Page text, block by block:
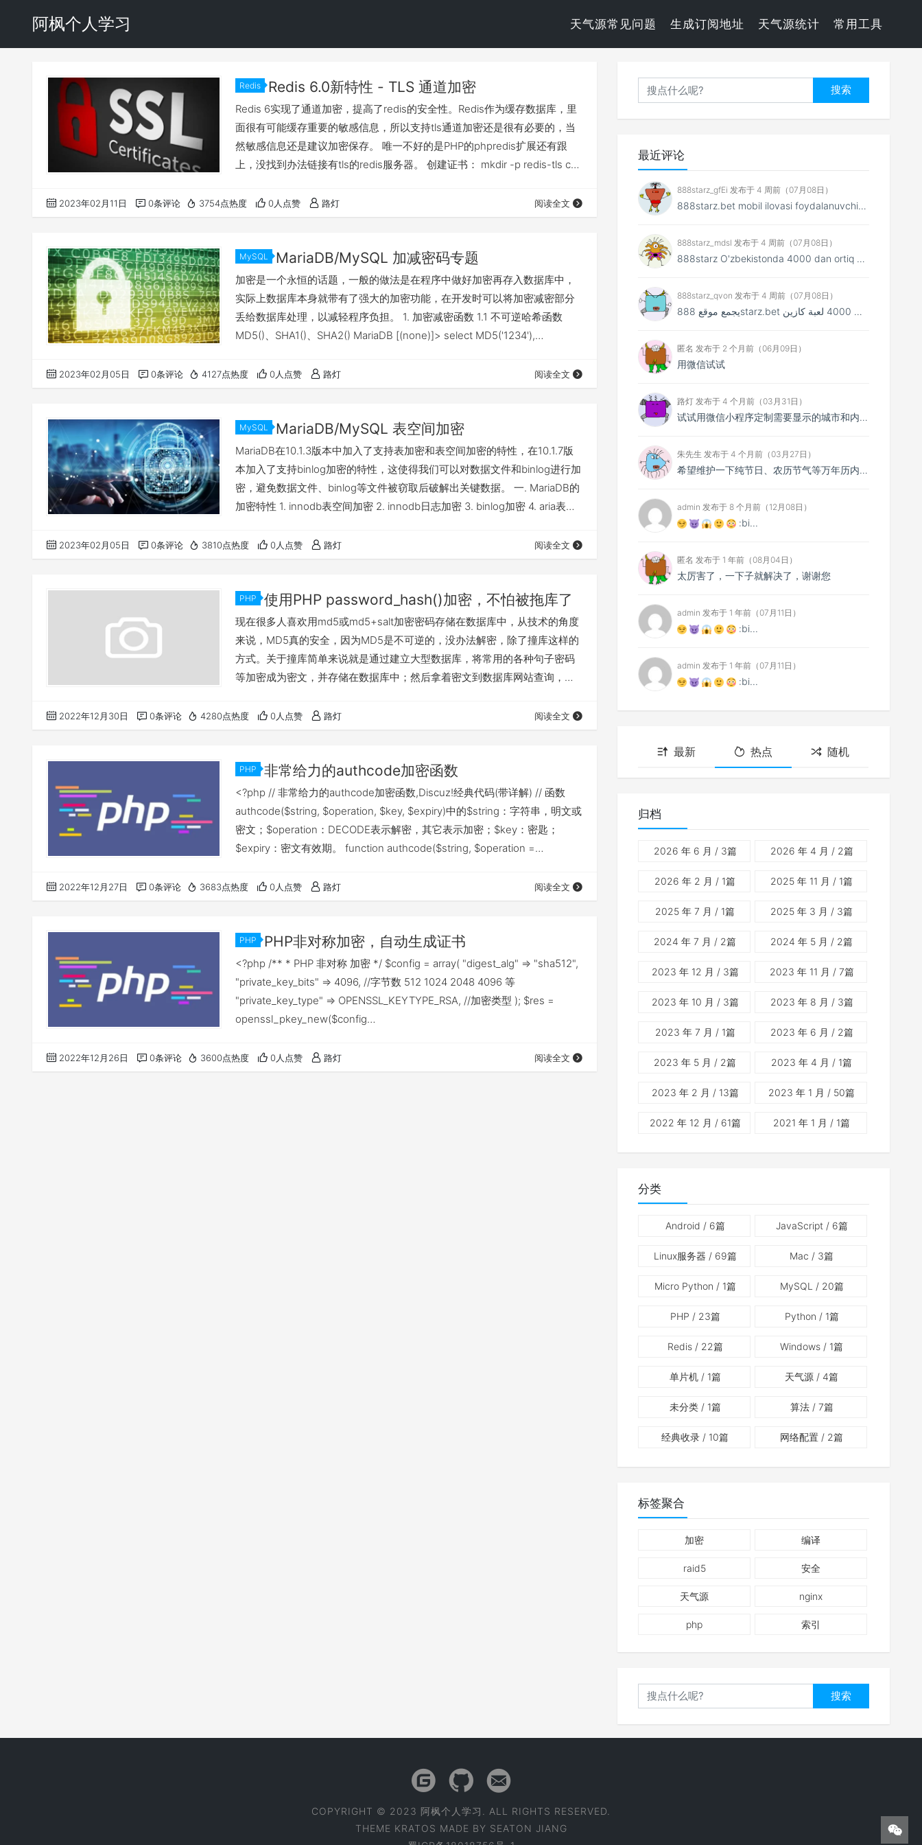
阿枫个人学习 天气源常见问题 生成订阅地址 天气源统计 常用工具
Redis Redis 6.0新特性 - TLS 通道加密
Redis 6实现了通道加密，提高了redis的安全性。Redis作为缓存数据库，里
面很有可能缓存重要的敏感信息，所以支持tls通道加密还是很有必要的，当
然敏感信息还是建议加密保存。 唯一不好的是PHP的phpredis扩展还有跟
上，没找到办法链接有tls的redis服务器。 创建证书： mkdir -p redis-tls cd
nodes -sha256 -key \ ca.key…
2023年02月11日 0条评论 3754点热度 0人点赞 路灯 阅读全文
MySQL MariaDB/MySQL 加减密码专题
加密是一个永恒的话题，一般的做法是在程序中做好加密再存入数据库中，
实际上数据库本身就带有了强大的加密功能，在开发时可以将加密减密部分
丢给数据库处理，以减轻程序负担。 1. 加密减密函数 1.1 不可逆哈希函数
MD5()、SHA1()、SHA2() MariaDB [(none)]> select MD5('1234'),
--…
2023年02月05日 0条评论 4127点热度 0人点赞 路灯 阅读全文
MySQL MariaDB/MySQL 表空间加密
MariaDB在10.1.3版本中加入了支持表加密和表空间加密的特性，在10.1.7版
本加入了支持binlog加密的特性，这使得我们可以对数据文件和binlog进行加
密，避免数据文件、binlog等文件被窃取后破解出关键数据。 一. MariaDB的
加密特性 1. innodb表空间加密 2. innodb日志加密 3. binlog加密 4. aria表加
密； 2. 目前只有MariaDB server才能解密，mysqlbinl…
2023年02月05日 0条评论 3810点热度 0人点赞 路灯 阅读全文
PHP 使用PHP password_hash()加密，不怕被拖库了
现在很多人喜欢用md5或md5+salt加密密码存储在数据库中，从技术的角度
来说，MD5真的安全，因为MD5是不可逆的，没办法解密，除了撞库这样的
方式。关于撞库简单来说就是通过建立大型数据库，将常用的各种句子密码
等加密成为密文，并存储在数据库中；然后拿着密文到数据库网站查询，就
主要用到了4个函数： //查看哈希值的相关信息 array password_get_info
(string $hash) //创建hash密码 stri…
2022年12月30日 0条评论 4280点热度 0人点赞 路灯 阅读全文
PHP 非常给力的authcode加密函数
<?php // 非常给力的authcode加密函数,Discuz!经典代码(带详解) // 函数
authcode($string, $operation, $key, $expiry)中的$string：字符串，明文或
密文；$operation：DECODE表示解密，其它表示加密；$key：密匙；
$expiry：密文有效期。 function authcode($string, $operation =
2022年12月27日 0条评论 3683点热度 0人点赞 路灯 阅读全文
PHP PHP非对称加密，自动生成证书
<?php /** * PHP 非对称 加密 */ $config = array( "digest_alg" => "sha512",
"private_key_bits" => 4096, //字节数 512 1024 2048 4096 等
"private_key_type" => OPENSSL_KEYTYPE_RSA, //加密类型 ); $res =
openssl_pkey_new($config…
2022年12月26日 0条评论 3600点热度 0人点赞 路灯 阅读全文
搜索
最近评论
888starz_gfEi 发布于 4 周前（07月08日）
888starz.bet mobil ilovasi foydalanuvchiga saytnin...
888starz_mdsl 发布于 4 周前（07月08日）
888starz O'zbekistonda 4000 dan ortiq o'...
888starz_qvon 发布于 4 周前（07月08日）
يجمع موقع 888starz.bet بين أكثر من 4000 لعبة كازين...
匿名 发布于 2 个月前（06月09日）
用微信试试
路灯 发布于 4 个月前（03月31日）
试试用微信小程序定制需要显示的城市和内容～
朱先生 发布于 4 个月前（03月27日）
希望维护一下纯节日、农历节气等万年历内容，最近几天不显示了，新版本又比较多干扰，谢谢大佬
admin 发布于 8 个月前（12月08日）
:bi...
匿名 发布于 1 年前（08月04日）
太厉害了，一下子就解决了，谢谢您
admin 发布于 1 年前（07月11日）
:bi...
admin 发布于 1 年前（07月11日）
:bi...
最新 热点 随机
归档
2026 年 6 月 / 3篇 2026 年 4 月 / 2篇
2026 年 2 月 / 1篇 2025 年 11 月 / 1篇
2025 年 7 月 / 1篇 2025 年 3 月 / 3篇
2024 年 7 月 / 2篇 2024 年 5 月 / 2篇
2023 年 12 月 / 3篇 2023 年 11 月 / 7篇
2023 年 10 月 / 3篇 2023 年 8 月 / 3篇
2023 年 7 月 / 1篇 2023 年 6 月 / 2篇
2023 年 5 月 / 2篇 2023 年 4 月 / 1篇
2023 年 2 月 / 13篇 2023 年 1 月 / 50篇
2022 年 12 月 / 61篇 2021 年 1 月 / 1篇
分类
Android / 6篇 JavaScript / 6篇
Linux服务器 / 69篇 Mac / 3篇
Micro Python / 1篇 MySQL / 20篇
PHP / 23篇 Python / 1篇
Redis/ 22篇 Windows / 1篇
单片机/ 1篇 天气源 / 4篇
未分类/ 1篇 算法/ 7篇
经典收录 / 10篇 网络配置 / 2篇
标签聚合
加密 编译
raid5 安全
天气源 nginx
php 索引
搜索
COPYRIGHT © 2023 阿枫个人学习. ALL RIGHTS RESERVED.
THEME KRATOS MADE BY SEATON JIANG